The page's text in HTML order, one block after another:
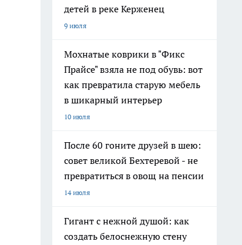
детей в реке Керженец
9 июля
Мохнатые коврики в "Фикс
Прайсе" взяла не под обувь: вот
как превратила старую мебель
в шикарный интерьер
10 июля
После 60 гоните друзей в шею:
совет великой Бехтеревой - не
превратиться в овощ на пенсии
14 июля
Гигант с нежной душой: как
создать белоснежную стену